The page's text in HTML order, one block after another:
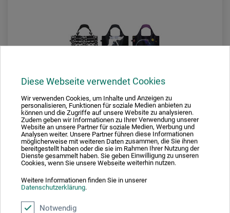
Diese Webseite verwendet Cookies
Wir verwenden Cookies, um Inhalte und Anzeigen zu
personalisieren, Funktionen für soziale Medien anbieten zu
können und die Zugriffe auf unsere Website zu analysieren.
Zudem geben wir Informationen zu Ihrer Verwendung unserer
Website an unsere Partner für soziale Medien, Werbung und
Analysen weiter. Unsere Partner führen diese Informationen
möglicherweise mit weiteren Daten zusammen, die Sie ihnen
bereitgestellt haben oder die sie im Rahmen Ihrer Nutzung der
Dienste gesammelt haben. Sie geben Einwilligung zu unseren
Cookies, wenn Sie unsere Webseite weiterhin nutzen.
Weitere Informationen finden Sie in unserer
Datenschutzerklärung.
Notwendig
LOQI
Shopper aus 100 % recycletem Polyester